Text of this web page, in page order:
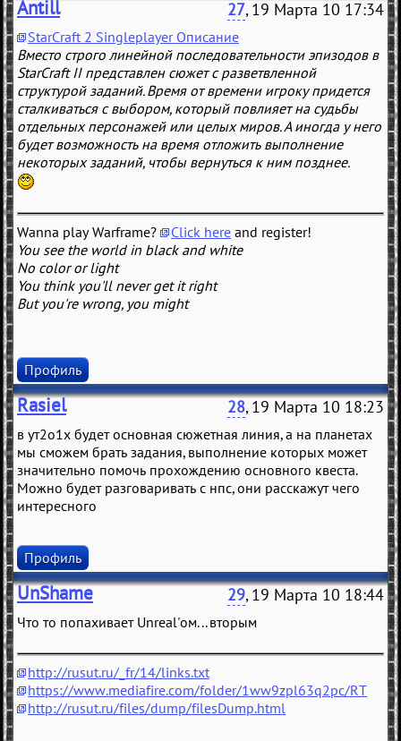
Antill 27, 19 Марта 10 17:34
StarCraft 2 Singleplayer Описание
Вместо строго линейной последовательности эпизодов в
StarCraft II представлен сюжет с разветвленной
структурой заданий. Время от времени игроку придется
сталкиваться с выбором, который повлияет на судьбы
отдельных персонажей или целых миров. А иногда у него
будет возможность на время отложить выполнение
некоторых заданий, чтобы вернуться к ним позднее.
Wanna play Warframe? Click here and register!
You see the world in black and white
No color or light
You think you'll never get it right
But you're wrong, you might
Профиль
Rasiel 28, 19 Марта 10 18:23
в ут2о1х будет основная сюжетная линия, а на планетах
мы сможем брать задания, выполнение которых может
значительно помочь прохождению основного квеста.
Можно будет разговаривать с нпс, они расскажут чего
интересного
Профиль
UnShame 29, 19 Марта 10 18:44
Что то попахивает Unreal'ом... вторым
http://rusut.ru/_fr/14/links.txt
https://www.mediafire.com/folder/1ww9zpl63q2pc/RT
http://rusut.ru/files/dump/filesDump.html